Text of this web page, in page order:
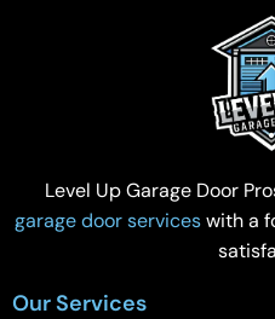
Level Up Garage Door
garage door serviceswith a
Our Services